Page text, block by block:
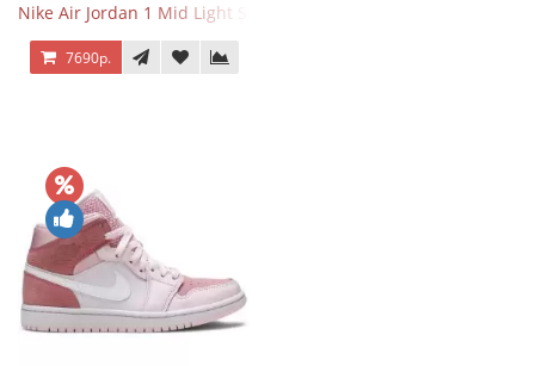
Nike Air Jordan 1 Mid Light Smoke Grey
7690р.